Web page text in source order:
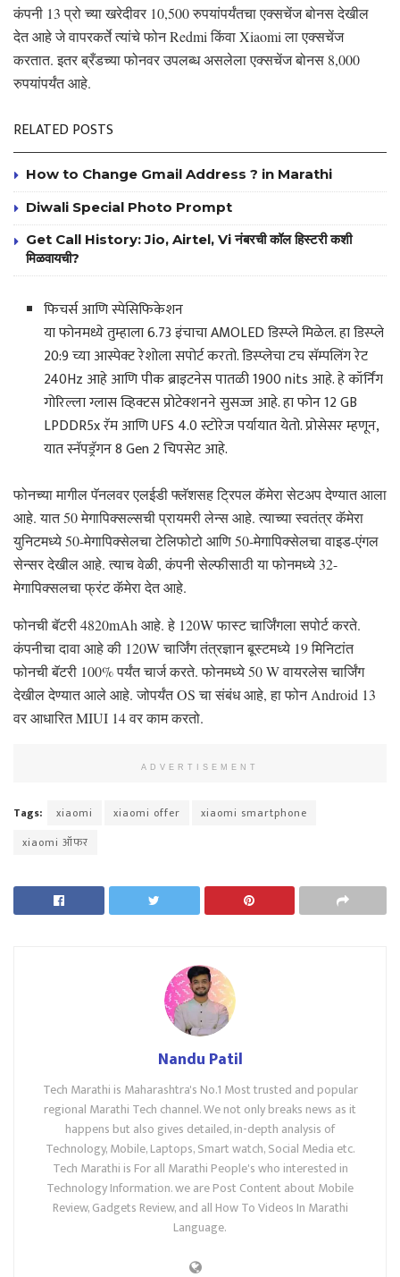
कंपनी 13 प्रो च्या खरेदीवर 10,500 रुपयांपर्यंतचा एक्सचेंज बोनस देखील
देत आहे जे वापरकर्ते त्यांचे फोन Redmi किंवा Xiaomi ला एक्सचेंज
करतात. इतर ब्रँडच्या फोनवर उपलब्ध असलेला एक्सचेंज बोनस 8,000
रुपयांपर्यंत आहे.
RELATED POSTS
How to Change Gmail Address ? in Marathi
Diwali Special Photo Prompt
Get Call History: Jio, Airtel, Vi नंबरची कॉल हिस्टरी कशी
मिळवायची?
फिचर्स आणि स्पेसिफिकेशन
या फोनमध्ये तुम्हाला 6.73 इंचाचा AMOLED डिस्प्ले मिळेल. हा डिस्प्ले
20:9 च्या आस्पेक्ट रेशोला सपोर्ट करतो. डिस्प्लेचा टच सॅम्पलिंग रेट
240Hz आहे आणि पीक ब्राइटनेस पातळी 1900 nits आहे. हे कॉर्निंग
गोरिल्ला ग्लास व्हिक्टस प्रोटेक्शनने सुसज्ज आहे. हा फोन 12 GB
LPDDR5x रॅम आणि UFS 4.0 स्टोरेज पर्यायात येतो. प्रोसेसर म्हणून,
यात स्नॅपड्रॅगन 8 Gen 2 चिपसेट आहे.
फोनच्या मागील पॅनलवर एलईडी फ्लॅशसह ट्रिपल कॅमेरा सेटअप देण्यात आला
आहे. यात 50 मेगापिक्सल्सची प्रायमरी लेन्स आहे. त्याच्या स्वतंत्र कॅमेरा
युनिटमध्ये 50-मेगापिक्सेलचा टेलिफोटो आणि 50-मेगापिक्सेलचा वाइड-एंगल
सेन्सर देखील आहे. त्याच वेळी, कंपनी सेल्फीसाठी या फोनमध्ये 32-
मेगापिक्सलचा फ्रंट कॅमेरा देत आहे.
फोनची बॅटरी 4820mAh आहे. हे 120W फास्ट चार्जिंगला सपोर्ट करते.
कंपनीचा दावा आहे की 120W चार्जिंग तंत्रज्ञान बूस्टमध्ये 19 मिनिटांत
फोनची बॅटरी 100% पर्यंत चार्ज करते. फोनमध्ये 50 W वायरलेस चार्जिंग
देखील देण्यात आले आहे. जोपर्यंत OS चा संबंध आहे, हा फोन Android 13
वर आधारित MIUI 14 वर काम करतो.
ADVERTISEMENT
Tags: xiaomi xiaomi offer
xiaomi smartphone
xiaomi ऑफर
Nandu Patil
Tech Marathi is Maharashtra's No.1 Most trusted and popular
regional Marathi Tech channel. We not only breaks news as it
happens but also gives detailed, in-depth analysis of
Technology, Mobile, Laptops, Smart watch, Social Media etc.
Tech Marathi is For all Marathi People's who interested in
Technology Information. we are Post Content about Mobile
Review, Gadgets Review, and all How To Videos In Marathi
Language.